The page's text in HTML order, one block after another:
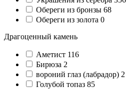
Обереги из бронзы 68
Обереги из золота 0
Драгоценный камень
Аметист 116
Бирюза 2
вороний глаз (лабрадор) 2
Голубой топаз 85